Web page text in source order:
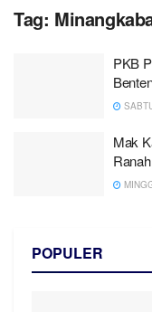
Tag:
PKB
Mak
POPULER